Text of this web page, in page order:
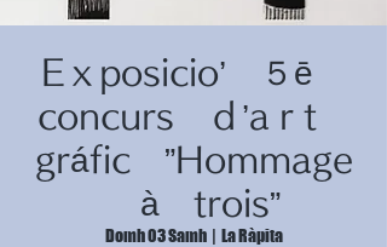
© Copyright
Eｘposicio’ ５ē
concurs ｄ’aｒt
gráfic ”Hommage
à trois”
Domh 03 Samh
  |
La Ràpita